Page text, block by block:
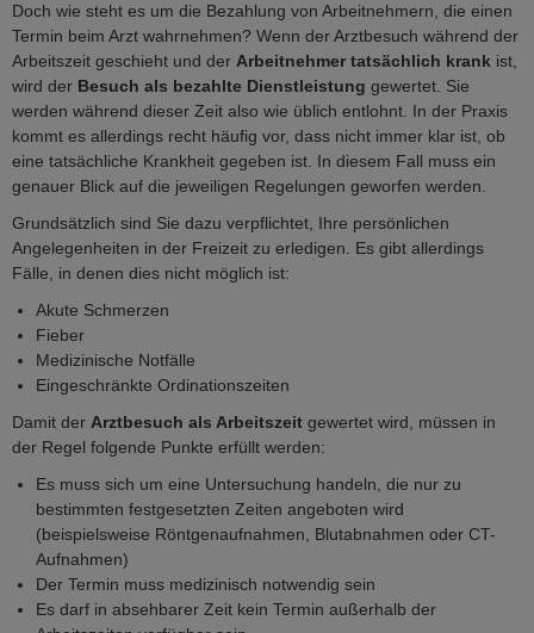
Doch wie steht es um die Bezahlung von Arbeitnehmern, die einen
Termin beim Arzt wahrnehmen? Wenn der Arztbesuch während der
Arbeitszeit geschieht und der Arbeitnehmer tatsächlich krank ist,
wird der Besuch als bezahlte Dienstleistung gewertet. Sie
werden während dieser Zeit also wie üblich entlohnt. In der Praxis
kommt es allerdings recht häufig vor, dass nicht immer klar ist, ob
eine tatsächliche Krankheit gegeben ist. In diesem Fall muss ein
genauer Blick auf die jeweiligen Regelungen geworfen werden.
Grundsätzlich sind Sie dazu verpflichtet, Ihre persönlichen
Angelegenheiten in der Freizeit zu erledigen. Es gibt allerdings
Fälle, in denen dies nicht möglich ist:
Akute Schmerzen
Fieber
Medizinische Notfälle
Eingeschränkte Ordinationszeiten
Damit der Arztbesuch als Arbeitszeit gewertet wird, müssen in
der Regel folgende Punkte erfüllt werden:
Es muss sich um eine Untersuchung handeln, die nur zu
bestimmten festgesetzten Zeiten angeboten wird
(beispielsweise Röntgenaufnahmen, Blutabnahmen oder CT-
Aufnahmen)
Der Termin muss medizinisch notwendig sein
Es darf in absehbarer Zeit kein Termin außerhalb der